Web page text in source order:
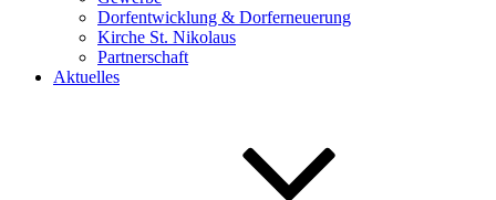
Dorfentwicklung & Dorferneuerung
Kirche St. Nikolaus
Partnerschaft
Aktuelles